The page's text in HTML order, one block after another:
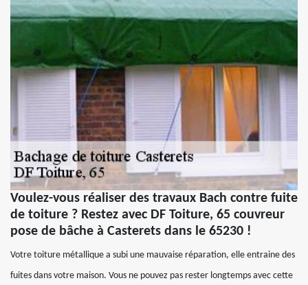
Voulez-vous réaliser des travaux Bach contre fuite
de toiture ? Restez avec DF Toiture, 65 couvreur
pose de bâche à Casterets dans le 65230 !
Votre toiture métallique a subi une mauvaise réparation, elle entraine des
fuites dans votre maison. Vous ne pouvez pas rester longtemps avec cette